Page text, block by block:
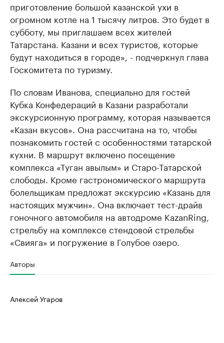
приготовление большой казанской ухи в
огромном котле на 1 тысячу литров. Это будет в
субботу, мы приглашаем всех жителей
Татарстана. Казани и всех туристов, которые
будут находиться в городе», - подчеркнул глава
Госкомитета по туризму.
По словам Иванова, специально для гостей
Кубка Конфедераций в Казани разработали
экскурсионную программу, которая называется
«Казан вкусов». Она рассчитана на то, чтобы
познакомить гостей с особенностями татарской
кухни. В маршрут включено посещение
комплекса «Туган авылым» и Старо-Татарской
слободы. Кроме гастрономического маршрута
болельщикам предложат экскурсию «Казань для
настоящих мужчин». Она включает тест-драйв
гоночного автомобиля на автодроме KazanRing,
стрельбу на комплексе стендовой стрельбы
«Свияга» и погружение в Голубое озеро.
Авторы
Алексей Угаров